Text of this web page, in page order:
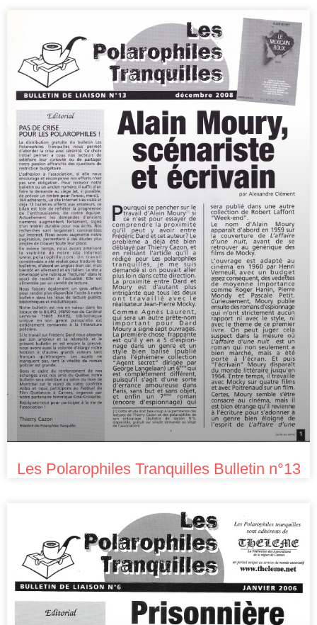
Les Polarophiles Tranquilles Bulletin n°13